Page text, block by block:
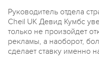
Руководитель отдела
Cheil UK Девид Кумбс
только не произойдет
рекламы, а наоборот,
сделает ставку именно